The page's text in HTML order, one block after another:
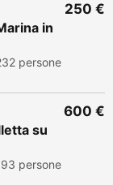
in
persone
250 €
su
persone
600 €